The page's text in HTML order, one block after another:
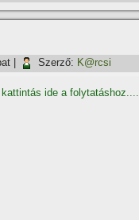
Szerző: K@rcsi
kattintás ide a folytatáshoz....